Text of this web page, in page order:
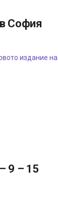
София
издание на
9 – 15